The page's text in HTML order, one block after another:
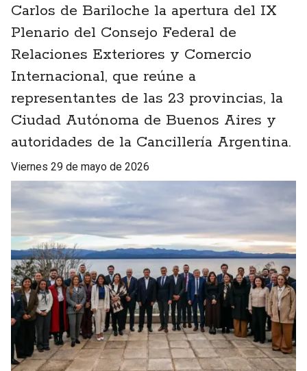
Carlos de Bariloche la apertura del IX
Plenario del Consejo Federal de
Relaciones Exteriores y Comercio
Internacional, que reúne a
representantes de las 23 provincias, la
Ciudad Autónoma de Buenos Aires y
autoridades de la Cancillería Argentina.
viernes 29 de mayo de 2026